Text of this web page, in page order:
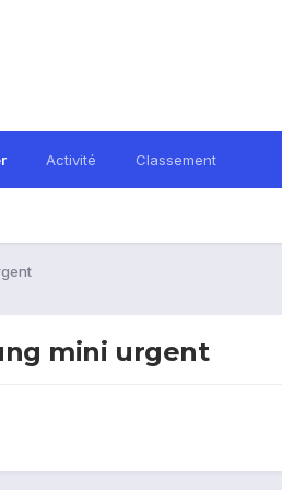
Activité Classement
mini urgent